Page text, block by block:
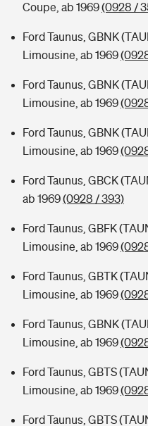
Coupe, ab 1969(0928 /
Ford Taunus, GBNK
Limousine, ab 1969
Ford Taunus, GBNK
Limousine, ab 1969
Ford Taunus, GBNK
Limousine, ab 1969
Ford Taunus, GBCK
ab 1969(0928 / 393)
Ford Taunus, GBFK
Limousine, ab 1969
Ford Taunus, GBTK
Limousine, ab 1969
Ford Taunus, GBNK
Limousine, ab 1969
Ford Taunus, GBTS
Limousine, ab 1969
Ford Taunus, GBTS